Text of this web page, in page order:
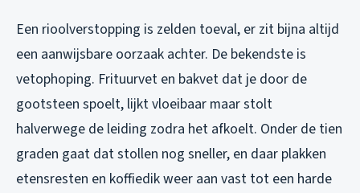
Een rioolverstopping is zelden toeval, er zit bijna altijd
een aanwijsbare oorzaak achter. De bekendste is
vetophoping. Frituurvet en bakvet dat je door de
gootsteen spoelt, lijkt vloeibaar maar stolt
halverwege de leiding zodra het afkoelt. Onder de tien
graden gaat dat stollen nog sneller, en daar plakken
etensresten en koffiedik weer aan vast tot een harde